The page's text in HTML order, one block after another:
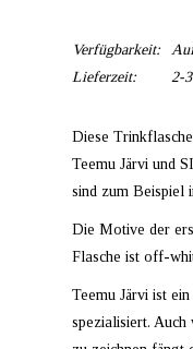
Verfügbarkeit:
Lieferzeit:
2-
Diese
Teemu Järvi und
sind zum Beispiel
Die Motive der
Flasche ist off-
Teemu Järviist ein
spezialisiert. Auch